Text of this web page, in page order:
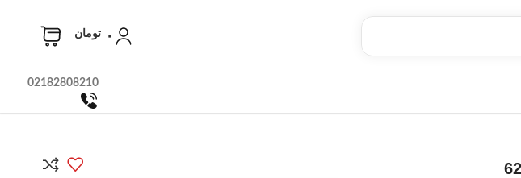
۰ تومان
02182808210